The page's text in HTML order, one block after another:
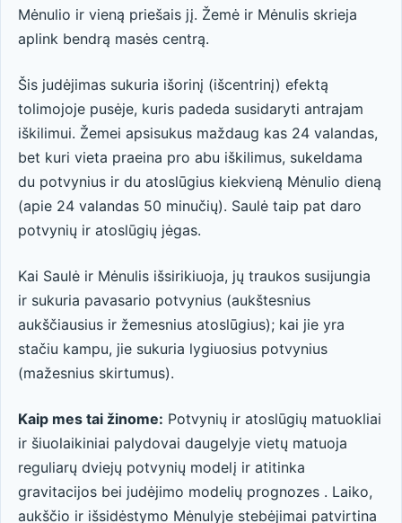
Mėnulio ir vieną priešais jį. Žemė ir Mėnulis skrieja
aplink bendrą masės centrą.
Šis judėjimas sukuria išorinį (išcentrinį) efektą
tolimojoje pusėje, kuris padeda susidaryti antrajam
iškilimui. Žemei apsisukus maždaug kas 24 valandas,
bet kuri vieta praeina pro abu iškilimus, sukeldama
du potvynius ir du atoslūgius kiekvieną Mėnulio dieną
(apie 24 valandas 50 minučių). Saulė taip pat daro
potvynių ir atoslūgių jėgas.
Kai Saulė ir Mėnulis išsirikiuoja, jų traukos susijungia
ir sukuria pavasario potvynius (aukštesnius
aukščiausius ir žemesnius atoslūgius); kai jie yra
stačiu kampu, jie sukuria lygiuosius potvynius
(mažesnius skirtumus).
Kaip mes tai žinome: Potvynių ir atoslūgių matuokliai
ir šiuolaikiniai palydovai daugelyje vietų matuoja
reguliarų dviejų potvynių modelį ir atitinka
gravitacijos bei judėjimo modelių prognozes . Laiko,
aukščio ir išsidėstymo Mėnulyje stebėjimai patvirtina